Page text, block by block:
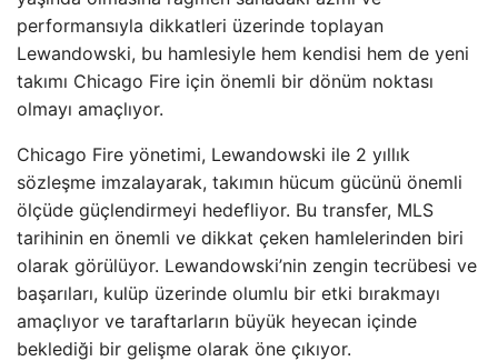
performansıyla dikkatleri üzerinde toplayan
Lewandowski, bu hamlesiyle hem kendisi hem de yeni
takımı Chicago Fire için önemli bir dönüm noktası
olmayı amaçlıyor.
Chicago Fire yönetimi, Lewandowski ile 2 yıllık
sözleşme imzalayarak, takımın hücum gücünü önemli
ölçüde güçlendirmeyi hedefliyor. Bu transfer, MLS
tarihinin en önemli ve dikkat çeken hamlelerinden biri
olarak görülüyor. Lewandowski’nin zengin tecrübesi ve
başarıları, kulüp üzerinde olumlu bir etki bırakmayı
amaçlıyor ve taraftarların büyük heyecan içinde
beklediği bir gelişme olarak öne çıkıyor.